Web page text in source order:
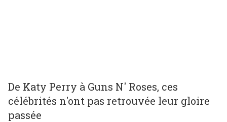
De Katy Perry à Guns N' Roses, ces
célébrités n'ont pas retrouvée leur gloire
passée